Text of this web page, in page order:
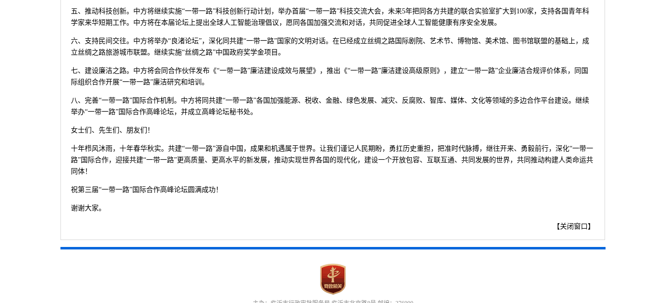
五、推动科技创新。中方将继续实施“一带一路”科技创新行动计划，举办首届“一带一路”科技交流大会，未来5年把同各方共建的联合实验室扩大到100家，支持各国青年科
学家来华短期工作。中方将在本届论坛上提出全球人工智能治理倡议，愿同各国加强交流和对话，共同促进全球人工智能健康有序安全发展。
六、支持民间交往。中方将举办“良渚论坛”，深化同共建“一带一路”国家的文明对话。在已经成立丝绸之路国际剧院、艺术节、博物馆、美术馆、图书馆联盟的基础上，成
立丝绸之路旅游城市联盟。继续实施“丝绸之路”中国政府奖学金项目。
七、建设廉洁之路。中方将会同合作伙伴发布《“一带一路”廉洁建设成效与展望》，推出《“一带一路”廉洁建设高级原则》，建立“一带一路”企业廉洁合规评价体系，同国
际组织合作开展“一带一路”廉洁研究和培训。
八、完善“一带一路”国际合作机制。中方将同共建“一带一路”各国加强能源、税收、金融、绿色发展、减灾、反腐败、智库、媒体、文化等领域的多边合作平台建设。继续
举办“一带一路”国际合作高峰论坛，并成立高峰论坛秘书处。
女士们、先生们、朋友们！
十年栉风沐雨，十年春华秋实。共建“一带一路”源自中国，成果和机遇属于世界。让我们谨记人民期盼，勇扛历史重担，把准时代脉搏，继往开来、勇毅前行，深化“一带一
路”国际合作，迎接共建“一带一路”更高质量、更高水平的新发展，推动实现世界各国的现代化，建设一个开放包容、互联互通、共同发展的世界，共同推动构建人类命运共
同体！
祝第三届“一带一路”国际合作高峰论坛圆满成功！
谢谢大家。
【关闭窗口 】